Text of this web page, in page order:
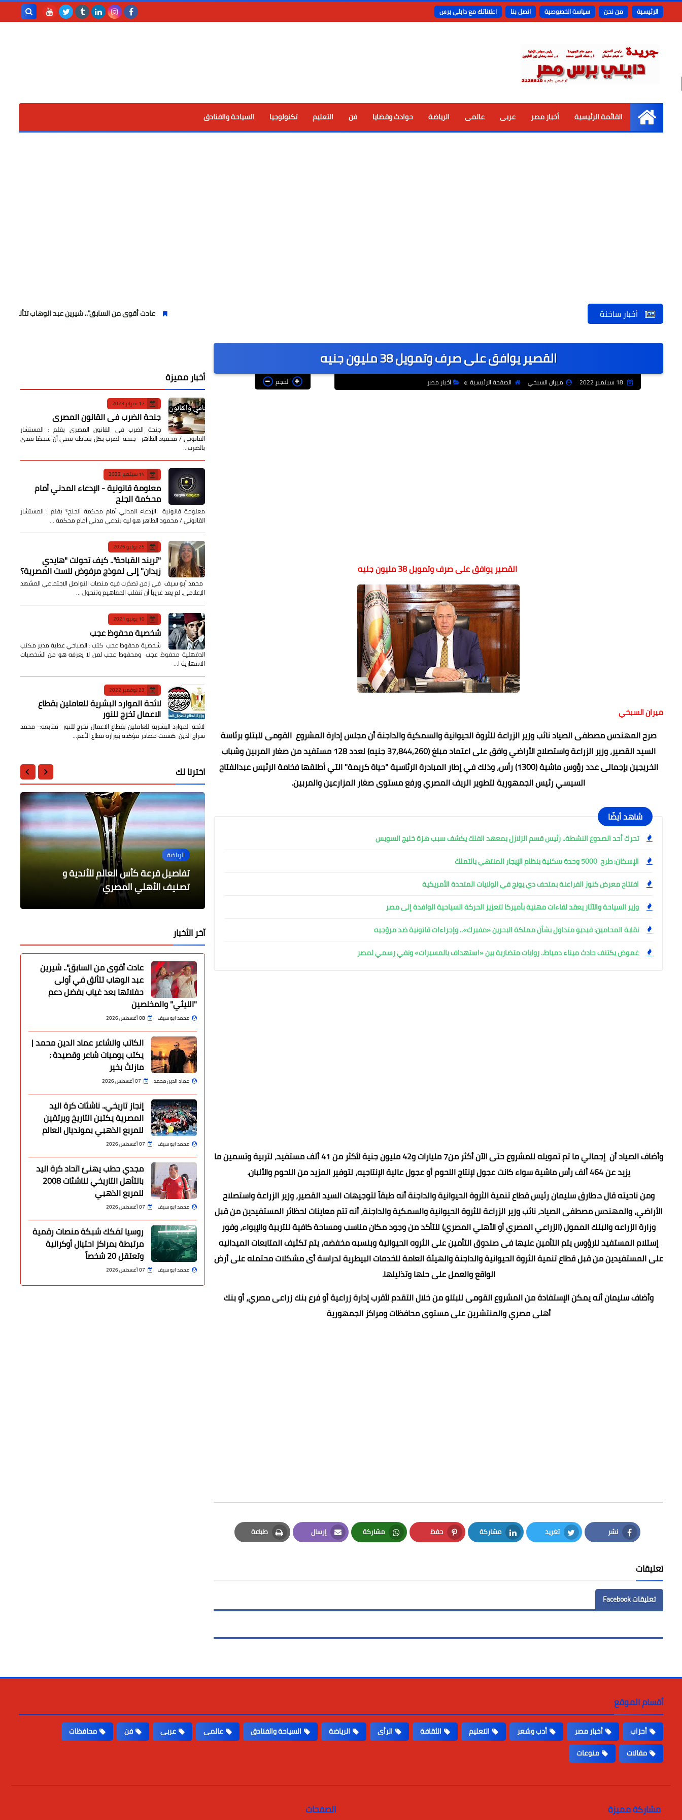
الرئيسية من نحن سياسة الخصوصية اتصل بنا اعلاناتك مع دايلي برس
الرئيسية
القائمة الرئيسية أخبار مصر عربى عالمى الرياضة حوادث وقضايا فن التعليم تكنولوجيا السياحة والفنادق
أخبار ساخنة عادت أقوى من السابق".. شيرين عبد الوهاب تتألق في أولى
القصير يوافق على صرف وتمويل 38 مليون جنيه
18 سبتمبر 2022 ميران السبخي الصفحة الرئيسية أخبار مصر الحجم
القصير يوافق على صرف وتمويل 38 مليون جنيه
ميران السبخي
صرح المهندس مصطفى الصياد نائب وزير الزراعة للثروة الحيوانية والسمكية والداجنة أن مجلس إدارة المشروع القومى للبتلو برئاسة
السيد القصير، وزير الزراعة واستصلاح الأراضي وافق على اعتماد مبلغ (37,844,260 جنيه) لعدد 128 مستفيد من صغار المربين وشباب
الخريجين بإجمالى عدد رؤوس ماشية (1300) رأس، وذلك في إطار المبادرة الرئاسية "حياة كريمة" التي أطلقها فخامة الرئيس عبدالفتاح
السيسي رئيس الجمهورية لتطوير الريف المصري ورفع مستوى صغار المزارعين والمربين.
شاهد أيضًا
تحرك أحد الصدوع النشطة.. رئيس قسم الزلازل بمعهد الفلك يكشف سبب هزة خليج السويس
الإسكان: طرح 5000 وحدة سكنية بنظام الإيجار المنتهي بالتملك
افتتاح معرض كنوز الفراعنة بمتحف دي يونج في الولايات المتحدة الأمريكية
وزير السياحة والآثار يعقد لقاءات مهنية بأميركا لتعزيز الحركة السياحية الوافدة إلى مصر
نقابة المحامين: فيديو متداول بشأن مملكة البحرين «مفبرك».. وإجراءات قانونية ضد مروّجيه
غموض يكتنف حادث ميناء دمياط.. روايات متضاربة بين «استهداف بالمسيرات» ونفي رسمي لمصر
وأضاف الصياد أن إجمالي ما تم تمويله للمشروع حتى الآن أكثر من7 مليارات و42 مليون جنية لأكثر من 41 ألف مستفيد، لتربية وتسمين ما
يزيد عن 464 ألف رأس ماشية سواء كانت عجول لإنتاج اللحوم أو عجول عالية الإنتاجيه، لتوفير المزيد من اللحوم والألبان.
ومن ناحيته قال د.طارق سليمان رئيس قطاع تنمية الثروة الحيوانية والداجنة أنه طبقاً لتوجيهات السيد القصير، وزير الزراعة واستصلاح
الأراضي، والمهندس مصطفى الصياد، نائب وزير الزراعة للثروة الحيوانية والسمكية والداجنة، أنه تتم معاينات لحظائر المستفيدين من قبل
وزارة الزراعه والبنك الممول (الزراعي المصري أو الأهلي المصري) للتأكد من وجود مكان مناسب ومساحة كافية للتربية والإيواء، وفور
إستلام المستفيد للرؤوس يتم التأمين عليها فى صندوق التأمين على الثروه الحيوانية وبنسبه مخفضه، يتم تكثيف المتابعات الميدانيه
على المستفيدين من قبل قطاع تنمية الثروة الحيوانية والداجنة والهيئة العامة للخدمات البيطرية لدراسة أى مشكلات محتمله على أرض
الواقع والعمل على حلها وتذليلها.
وأضاف سليمان أنه يمكن الإستفادة من المشروع القومى للبتلو من خلال التقدم لأقرب إدارة زراعية أو فرع بنك زراعى مصري، أو بنك
أهلى مصري والمنتشرين على مستوى محافظات ومراكز الجمهورية
نشر
Facebook
تغريد
Twitter
مشاركة
LinkedIn
حفظ
Pinterest
مشاركة
Whatsapp
إرسال
Email
طباعة
Print
تعليقات
تعليقات Facebook
أخبار مميزة
17 فبراير 2023
جنحة الضرب في القانون المصري
جنحة الضرب في القانون المصري بقلم : المستشار
القانوني / محمود الطاهر جنحة الضرب بكل بساطة تعني أن شخصًا تعدى
بالضرب…
14 سبتمبر 2022
معلومة قانونية - الإدعاء المدني أمام
محكمة الجنح
معلومة قانونية الإدعاء المدني أمام محكمة الجنح؟ بقلم : المستشار
القانوني / محمود الطاهر هو ليه بندعي مدني أمام محكمة …
25 يوليو 2026
​"تريند القباحة".. كيف تحولت "هايدي
زيدان" إلى نموذج مرفوض للست المصرية؟
​ محمد أبو سيف ​في زمن تصدّرت فيه منصات التواصل الاجتماعي المشهد
الإعلامي، لم يعد غريباً أن تنقلب المفاهيم وتتحول …
10 يونيو 2021
شخصية محفوظ عجب
شخصية محفوظ عجب كتب : الصباحي عطية مدير مكتب
الدقهلية محفوظ عجب ومحفوظ عجب لمن لا يعرفه هو من الشخصيات
الانتهازية ا…
23 نوفمبر 2022
لائحة الموارد البشرية للعاملين بقطاع
الاعمال تخرج للنور
لائحة الموارد البشرية للعاملين بقطاع الاعمال تخرج للنور متابعه:- محمد
سراج الدين كشفت مصادر مؤكدة بوزارة قطاع الأعم…
اخترنا لك
الرياضة
تفاصيل قرعة كأس العالم للأندية و
تصنيف الأهلي المصري
أخبار مصر
بيان وزارة السياحة والآثار بالجلسة العامة
لمجلس النواب
عاجل
عاجل: رباعية بيضاء للقلعة البيضاء
أخبار مصر
مبعوث الصين للشرق الأوسط يلتقي وزير
الخارجية المصرية
أخبار مصر
وزير الخارجية يلتقي محمد عثمان ماليكي
على هامش المؤتمر
آخر الأخبار
عادت أقوى من السابق".. شيرين
عبد الوهاب تتألق في أولى
حفلاتها بعد غياب بفضل دعم
"الليثي" والمخلصين
محمد ابو سيف 08 أغسطس 2026
الكاتب والشاعر عماد الدين محمد |
يكتب يوميات شاعر وقصيدة :
مازلتُ بخير
عماد الدين محمد 07 أغسطس 2026
إنجاز تاريخي.. ناشئات كرة اليد
المصرية يكتبن التاريخ ويرتقين
للمربع الذهبي بمونديال العالم
محمد ابو سيف 07 أغسطس 2026
مجدي حطب يهنئ اتحاد كرة اليد
بالتأهل التاريخي لناشئات 2008
للمربع الذهبي
محمد ابو سيف 07 أغسطس 2026
روسيا تفكك شبكة منصات رقمية
مرتبطة بمراكز احتيال أوكرانية
وتعتقل 20 شخصاً
محمد ابو سيف 07 أغسطس 2026
أقسام الموقع
أحزاب أخبار مصر أدب وشعر التعليم الثقافة الرأى الرياضة السياحة والفنادق عالمى عربى فن
محافظات
مقالات
منوعات
مشاركة مميزة الصفحات